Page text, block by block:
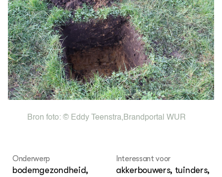
Agenda
Dossiers
ZIE OOK
Leermateriaal op niveau
Projecten
In de regio
Over ons
Kennisportaal Boerenlandvogels
Bron foto: © Eddy Teenstra,Brandportal WUR
Onderwerp
bodemgezondheid,
Interessant voor
akkerbouwers, tuinders,